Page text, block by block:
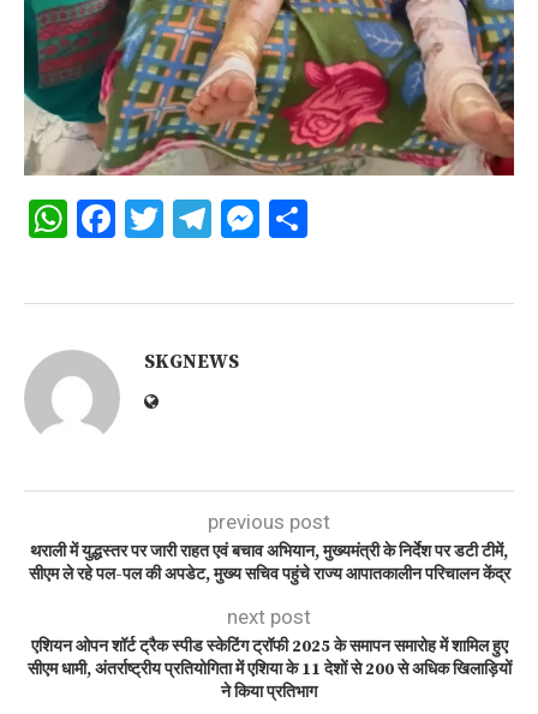
WhatsApp
Facebook
Twitter
Telegram
Messenger
SKGNEWS
previous post
थराली में युद्धस्तर पर जारी राहत एवं बचाव अभियान, मुख्यमंत्री के निर्देश पर डटी टीमें,
सीएम ले रहे पल-पल की अपडेट, मुख्य सचिव पहुंचे राज्य आपातकालीन परिचालन केंद्र
next post
एशियन ओपन शॉर्ट ट्रैक स्पीड स्केटिंग ट्रॉफी 2025 के समापन समारोह में शामिल हुए
सीएम धामी, अंतर्राष्ट्रीय प्रतियोगिता में एशिया के 11 देशों से 200 से अधिक खिलाड़ियों
ने किया प्रतिभाग